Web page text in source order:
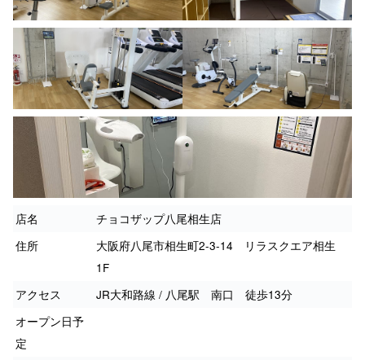
店名
チョコザップ八尾相生店
住所
大阪府八尾市相生町2-3-14 リラスクエア相生
1F
アクセス
JR大和路線 / 八尾駅 南口 徒歩13分
オープン日予
定